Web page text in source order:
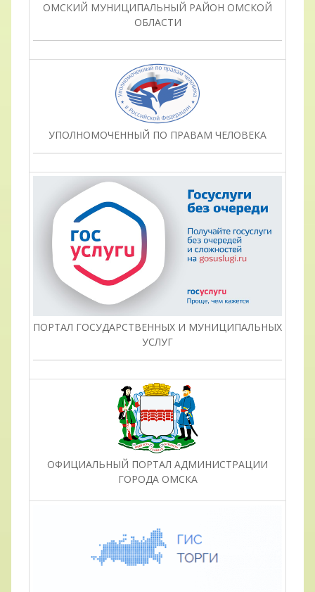
ОМСКИЙ МУНИЦИПАЛЬНЫЙ РАЙОН ОМСКОЙ
ОБЛАСТИ
УПОЛНОМОЧЕННЫЙ ПО ПРАВАМ ЧЕЛОВЕКА
ПОРТАЛ ГОСУДАРСТВЕННЫХ И МУНИЦИПАЛЬНЫХ
УСЛУГ
ОФИЦИАЛЬНЫЙ ПОРТАЛ АДМИНИСТРАЦИИ
ГОРОДА ОМСКА